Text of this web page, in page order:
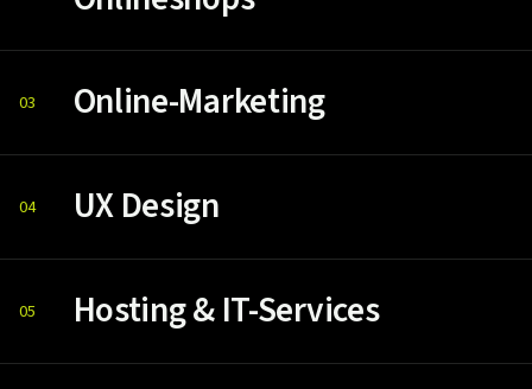
03 Online-Marketing
04 UX Design
05 Hosting & IT-Services